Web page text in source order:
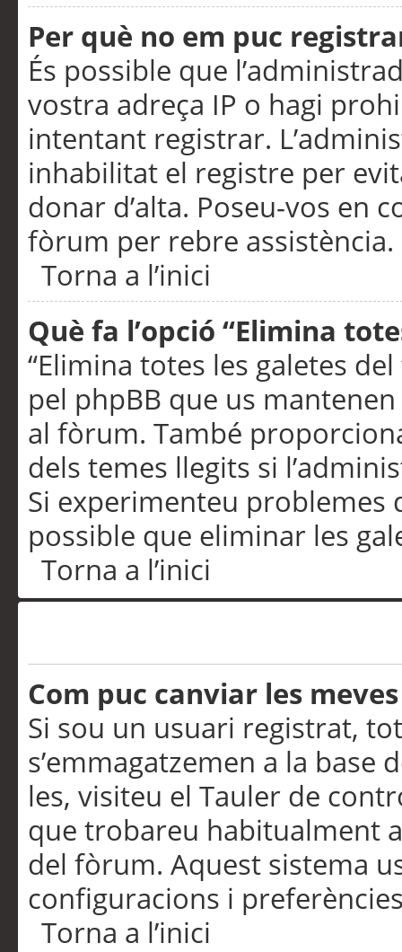
Per què no em puc
És possible que
vostra adreça IP o hagi
intentant registrar.
inhabilitat el registre per
donar d’alta. Poseu-vos en
fòrum per rebre assistència.
Torna a l’inici
Què fa l’opció “Elimina
“Elimina totes les galetes
pel phpBB que us
al fòrum. També
dels temes llegits si
Si experimenteu problemes
possible que eliminar les
Torna a l’inici
Com puc canviar les
Si sou un usuari registrat,
s’emmagatzemen a la
les, visiteu el Tauler de
que trobareu habitualment
del fòrum. Aquest sistema
configuracions i
Torna a l’inici